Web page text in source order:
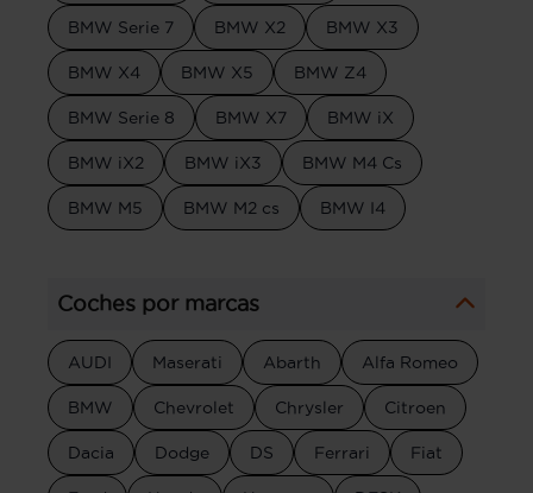
BMW Serie 7 BMW X2 BMW X3
BMW X4 BMW X5 BMW Z4
BMW Serie 8 BMW X7 BMW iX
BMW iX2 BMW iX3 BMW M4 Cs
BMW M5 BMW M2 cs BMW I4
Coches por marcas
AUDI Maserati Abarth Alfa Romeo
BMW Chevrolet Chrysler Citroen
Dacia Dodge DS Ferrari Fiat